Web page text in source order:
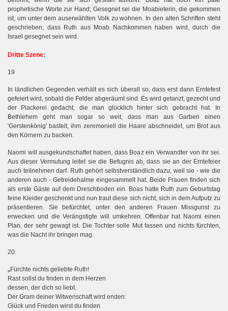
prophetische Worte zur Hand; Gesegnet sei die Moabieterin, die gekommen
ist, um unter dem auserwählten Volk zu wohnen. In den alten Schriften steht
geschrieben, dass Ruth aus Moab Nachkommen haben wird, durch die
Israel gesegnet sein wird.
Dritte Szene:
19
In ländlichen Gegenden verhält es sich überall so, dass erst dann Erntefest
gefeiert wird, sobald die Felder abgeräumt sind. Es wird getanzt, gezecht und
der Plackerei gedacht, die man glücklich hinter sich gebracht hat. In
Bethlehem geht man sogar so weit, dass man aus Garben einen
'Gerstenkönig' bastelt, ihm zeremoniell die Haare abschneidet, um Brot aus
den Körnern zu backen.
Naomi will ausgekundschaftet haben, dass Boaz ein Verwandter von ihr sei.
Aus dieser Vermutung leitet sie die Befugnis ab, dass sie an der Erntefeier
auch teilnehmen darf. Ruth gehört selbstverständlich dazu, weil sie - wie die
anderen auch - Getreidehalme eingesammelt hat. Beide Frauen finden sich
als erste Gäste auf dem Dreschboden ein. Boas hatte Ruth zum Geburtstag
feine Kleider geschenkt und nun traut diese sich nicht, sich in dem Aufputz zu
präsentieren. Sie befürchtet, unter den anderen Frauen Missgunst zu
erwecken und die Verängstigte will umkehren. Offenbar hat Naomi einen
Plan, der sehr gewagt ist. Die Tochter solle Mut fassen und nichts fürchten,
was die Nacht ihr bringen mag.
20
„Fürchte nichts geliebte Ruth!
Rast sollst du finden in dem Herzen
dessen, der dich so liebt.
Der Gram deiner Witwenschaft wird enden:
Glück und Frieden wirst du finden